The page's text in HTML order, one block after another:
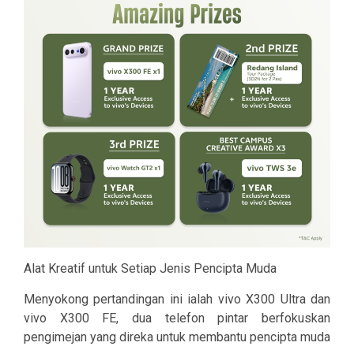
Alat Kreatif untuk Setiap Jenis Pencipta Muda
Menyokong pertandingan ini ialah vivo X300 Ultra dan
vivo X300 FE, dua telefon pintar berfokuskan
pengimejan yang direka untuk membantu pencipta muda